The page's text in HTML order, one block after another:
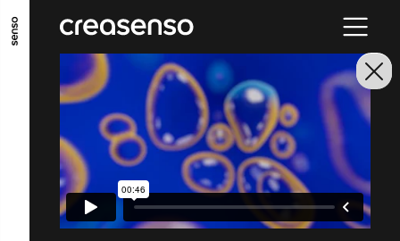
ALLER AU CONTENU PRINCIPAL
ALLER AU MENU PRINCIPAL
ALLER EN BAS DE PAGE